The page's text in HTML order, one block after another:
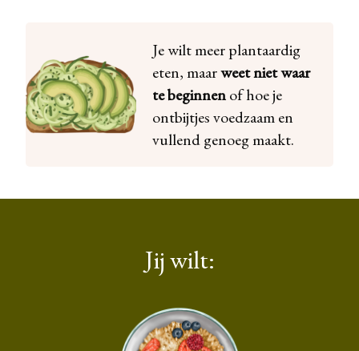
Je wilt meer plantaardig
eten, maarweet niet waar
te beginnenof hoe je
ontbijtjes voedzaam en
vullend genoeg maakt.
Jij wilt: